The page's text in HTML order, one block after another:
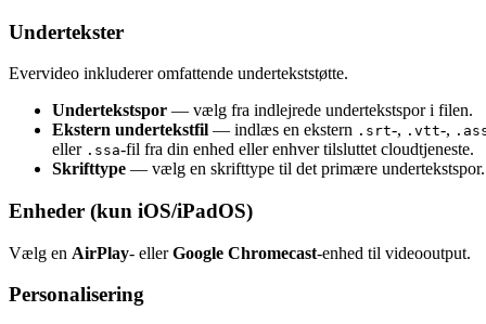
Undertekster
Evervideo inkluderer omfattende undertekststøtte.
Undertekstspor — vælg fra indlejrede undertekstspor i filen.
Ekstern undertekstfil — indlæs en ekstern .srt-, .vtt-,
eller .ssa-fil fra din enhed eller enhver tilsluttet cloudtjeneste.
Skrifttype — vælg en skrifttype til det primære undertekstspor.
Enheder (kun iOS/iPadOS)
Vælg en AirPlay- ellerGoogle Chromecast-enhed til videooutput.
Personalisering